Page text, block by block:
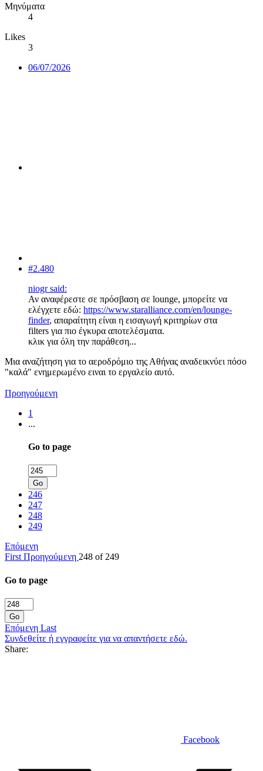
Μηνύματα
4
Likes
3
06/07/2026
#2.480
niogr said:
Αν αναφέρεστε σε πρόσβαση σε lounge, μπορείτε να
ελέγχετε εδώ: https://www.staralliance.com/en/lounge-
finder, απαραίτητη είναι η εισαγωγή κριτηρίων στα
filters για πιο έγκυρα αποτελέσματα.
κλικ για όλη την παράθεση...
Μια αναζήτηση για το αεροδρόμιο της Αθήνας αναδεικνύει πόσο
"καλά" ενημερωμένο ειναι το εργαλείο αυτό.
Προηγούμενη
1
...
Go to page
Go
246
247
248
249
Επόμενη
First Προηγούμενη 248 of 249
Go to page
Go
Επόμενη Last
Συνδεθείτε ή εγγραφείτε για να απαντήσετε εδώ.
Share:
Facebook